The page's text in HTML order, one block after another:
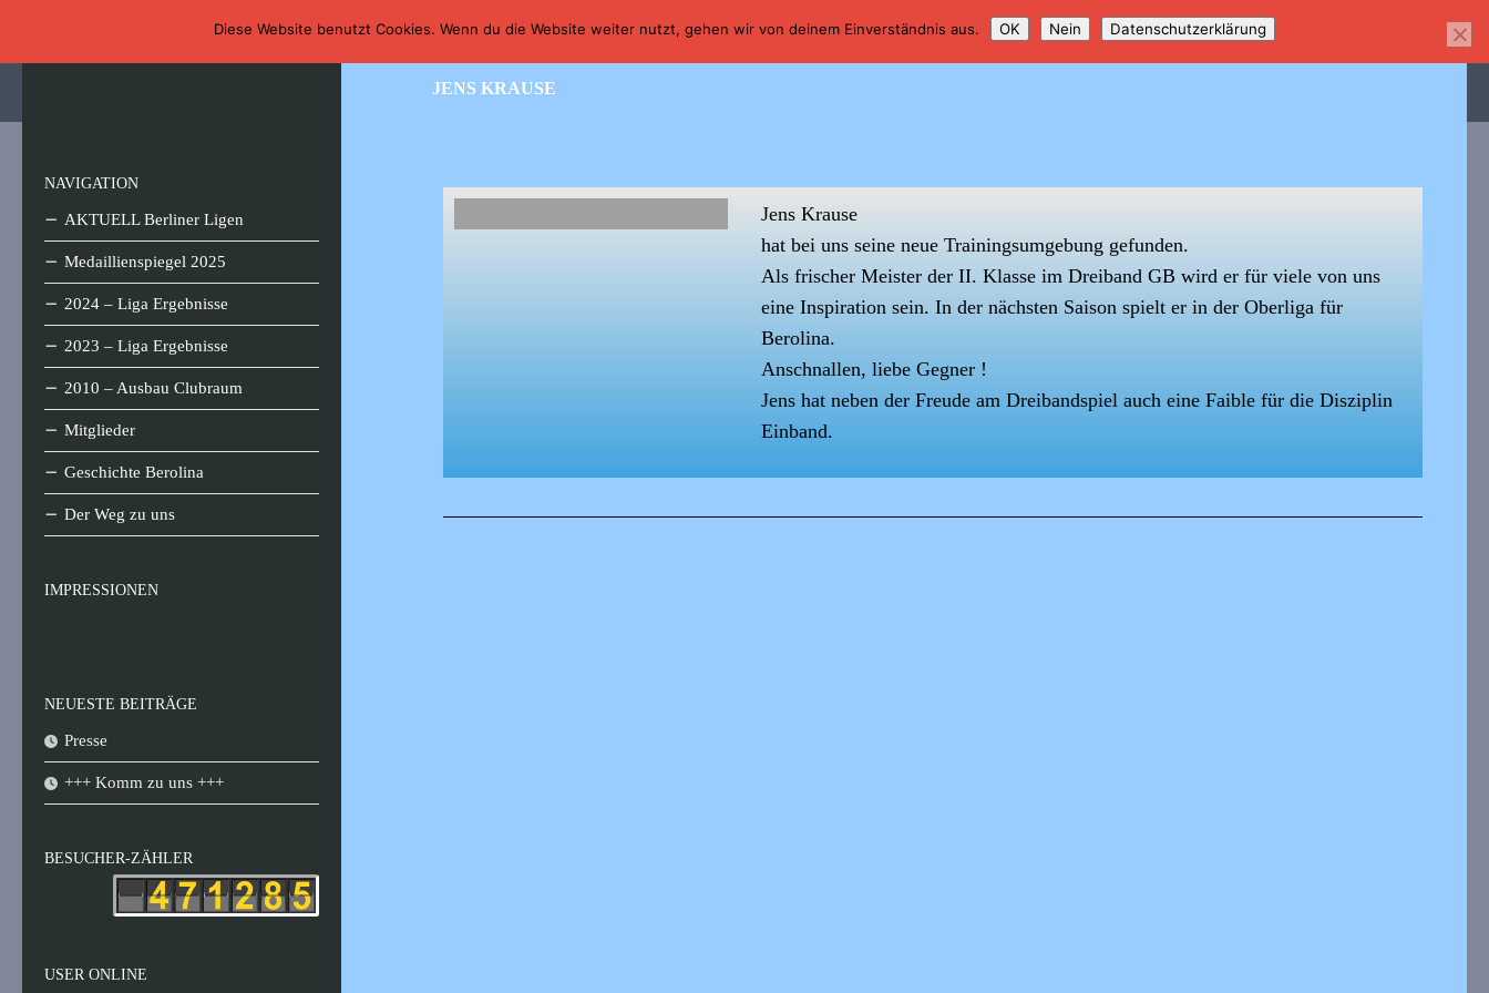
Billard-Club Berolina Sterne
Wir über uns Download Foto / Video Links Impressum Datenschutz
JENS KRAUSE
Jens Krause
hat bei uns seine neue Trainingsumgebung gefunden.
Als frischerMeister der II. Klasse im Dreiband GB wird er für viele von uns
eine Inspiration sein. In der nächsten Saison spielt er in der Oberliga für
Berolina.
Anschnallen, liebe Gegner !
Jens hat neben der Freude am Dreibandspiel auch eine Faible für die Disziplin
Einband.
NAVIGATION
AKTUELL Berliner Ligen
Medaillienspiegel 2025
2024 – Liga Ergebnisse
2023 – Liga Ergebnisse
2010 – Ausbau Clubraum
Mitglieder
Geschichte Berolina
Der Weg zu uns
IMPRESSIONEN
NEUESTE BEITRÄGE
Presse
+++ Komm zu uns +++
BESUCHER-ZÄHLER
USER ONLINE
Diese Website benutzt Cookies. Wenn du die Website weiter nutzt, gehen wir von deinem Einverständnis aus. OK Nein Datenschutzerklärung